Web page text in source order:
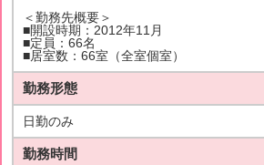
＜勤務先概要＞
■開設時期：2012年11月
■定員：66名
■居室数：66室（全室個室）
勤務形態
日勤のみ
勤務時間